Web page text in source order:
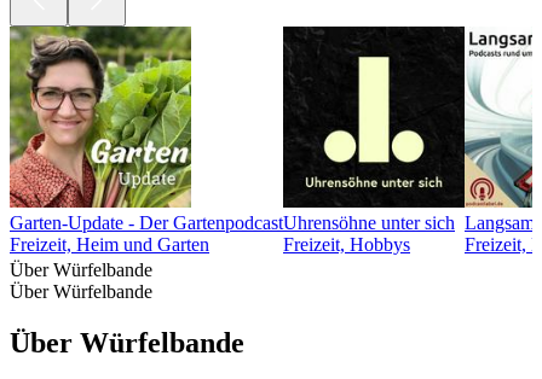
Garten-Update - Der Gartenpodcast
Freizeit, Heim und Garten
Uhrensöhne unter sich
Freizeit, Hobbys
Freizeit,
Über Würfelbande
Über Würfelbande
Über Würfelbande